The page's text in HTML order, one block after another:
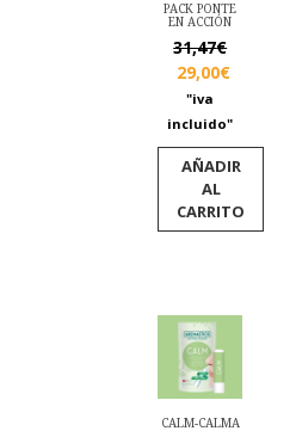
PACK PONTE
EN ACCIÓN
31,47€El
precio
era:
31,47€.
29,00€El
actual
es:
29,00€.
"iva
incluido"
AÑADIR
AL
CARRITO
CALM-CALMA